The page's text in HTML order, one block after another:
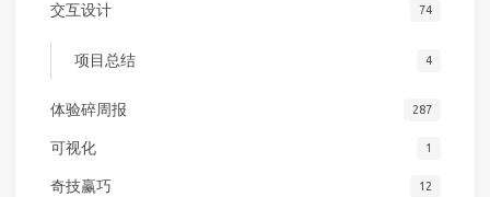
交互设计 74
项目总结 4
体验碎周报 287
可视化 1
奇技赢巧 12